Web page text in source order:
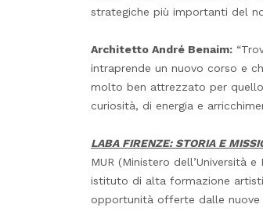
strategiche più importanti del
Architetto André Benaim:
intraprende un nuovo corso e
molto ben attrezzato per
curiosità, di energia e
LABA FIRENZE: STORIA E
MUR (Ministero dell’Università
istituto di alta formazione
opportunità offerte dalle